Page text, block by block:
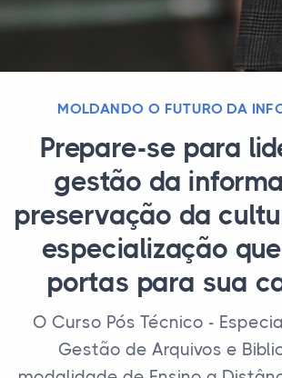
MOLDANDO O FUTURO DA
Prepare-se para
gestão da
preservação da
especialização
portas para sua
O Curso Pós Técnico -
Gestão de Arquivos e